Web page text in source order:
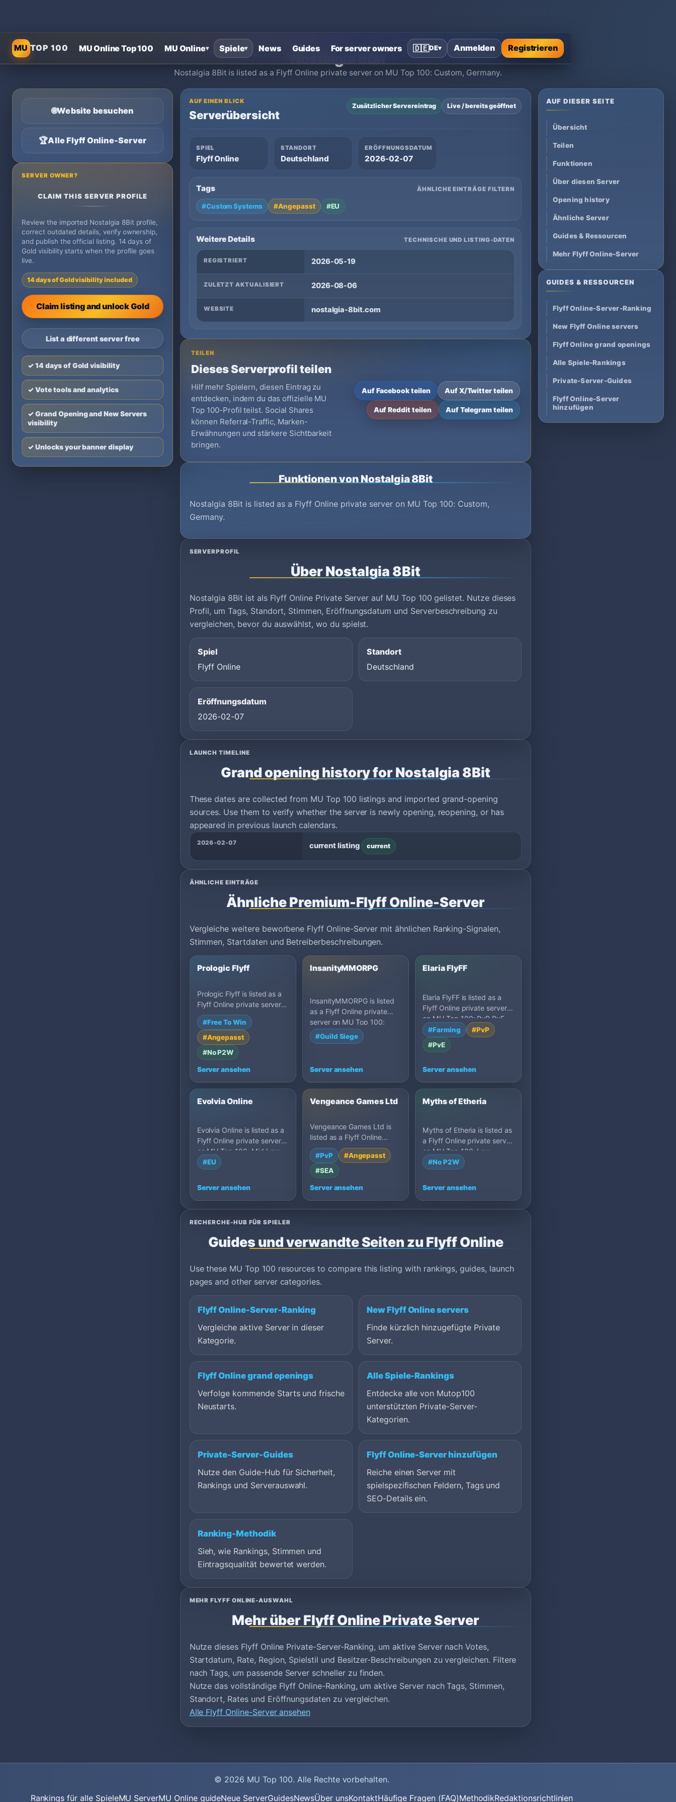
MUTOP 100 MU Online Top 100 MU Online▾ Spiele▾ News Guides For server owners 🇩🇪DE▾ Anmelden Registrieren
Startseite Flyff Online Private Server›Nostalgia 8Bit
Nostalgia 8Bit is listed as a Flyff Online private server on MU Top 100: Custom, Germany.
🌐Website besuchen
🏆Alle Flyff Online-Server
SERVER OWNER?
CLAIM THIS SERVER PROFILE
Review the imported Nostalgia 8Bit profile,
correct outdated details, verify ownership,
and publish the official listing. 14 days of
Gold visibility starts when the profile goes
live.
14 days of Gold visibility included
Claim listing and unlock Gold
List a different server free
✓ 14 days of Gold visibility
✓ Vote tools and analytics
✓ Grand Opening and New Servers
visibility
✓ Unlocks your banner display
AUF EINEN BLICK
Serverübersicht
Zusätzlicher Servereintrag Live / bereits geöffnet
SPIEL
Flyff Online
STANDORT
Deutschland
ERÖFFNUNGSDATUM
2026-02-07
Tags ÄHNLICHE EINTRÄGE FILTERN
#Custom Systems #Angepasst #EU
Weitere Details TECHNISCHE UND LISTING-DATEN
REGISTRIERT 2026-05-19
ZULETZT AKTUALISIERT 2026-08-06
WEBSITE nostalgia-8bit.com
TEILEN
Dieses Serverprofil teilen
Hilf mehr Spielern, diesen Eintrag zu
entdecken, indem du das offizielle MU
Top 100-Profil teilst. Social Shares
können Referral-Traffic, Marken-
Erwähnungen und stärkere Sichtbarkeit
bringen.
Auf Facebook teilen Auf X/Twitter teilen
Auf Reddit teilen Auf Telegram teilen
Funktionen von Nostalgia 8Bit
Nostalgia 8Bit is listed as a Flyff Online private server on MU Top 100: Custom,
Germany.
SERVERPROFIL
Über Nostalgia 8Bit
Nostalgia 8Bit ist als Flyff Online Private Server auf MU Top 100 gelistet. Nutze dieses
Profil, um Tags, Standort, Stimmen, Eröffnungsdatum und Serverbeschreibung zu
vergleichen, bevor du auswählst, wo du spielst.
Spiel
Flyff Online
Standort
Deutschland
Eröffnungsdatum
2026-02-07
LAUNCH TIMELINE
Grand opening history for Nostalgia 8Bit
These dates are collected from MU Top 100 listings and imported grand-opening
sources. Use them to verify whether the server is newly opening, reopening, or has
appeared in previous launch calendars.
2026-02-07 current listing current
ÄHNLICHE EINTRÄGE
Ähnliche Premium-Flyff Online-Server
Vergleiche weitere beworbene Flyff Online-Server mit ähnlichen Ranking-Signalen,
Stimmen, Startdaten und Betreiberbeschreibungen.
Prologic Flyff
Prologic Flyff is listed as a
Flyff Online private server
on MU Top 100: Farm
Server, United St…
#Free To Win
#Angepasst
#No P2W
Server ansehen
InsanityMMORPG
InsanityMMORPG is listed
as a Flyff Online private
server on MU Top 100:
Guild Siege High, Unit…
#Guild Siege
Server ansehen
Elaria FlyFF
Elaria FlyFF is listed as a
Flyff Online private server
on MU Top 100: PvP PvE,
Poland.
#Farming
#PvP
#PvE
Server ansehen
Evolvia Online
Evolvia Online is listed as a
Flyff Online private server
on MU Top 100: Mid Low,
France.
#EU
Server ansehen
Vengeance Games Ltd
Vengeance Games Ltd is
listed as a Flyff Online
private server on MU Top
100: Farm Server Custo…
#PvP
#Angepasst
#SEA
Server ansehen
Myths of Etheria
Myths of Etheria is listed as
a Flyff Online private server
on MU Top 100: Low,
Russia.
#No P2W
Server ansehen
RECHERCHE-HUB FÜR SPIELER
Guides und verwandte Seiten zu Flyff Online
Use these MU Top 100 resources to compare this listing with rankings, guides, launch
pages and other server categories.
Flyff Online-Server-Ranking
Vergleiche aktive Server in dieser
Kategorie.
New Flyff Online servers
Finde kürzlich hinzugefügte Private
Server.
Flyff Online grand openings
Verfolge kommende Starts und frische
Neustarts.
Alle Spiele-Rankings
Entdecke alle von Mutop100
unterstützten Private-Server-
Kategorien.
Private-Server-Guides
Nutze den Guide-Hub für Sicherheit,
Rankings und Serverauswahl.
Flyff Online-Server hinzufügen
Reiche einen Server mit
spielspezifischen Feldern, Tags und
SEO-Details ein.
Ranking-Methodik
Sieh, wie Rankings, Stimmen und
Eintragsqualität bewertet werden.
MEHR FLYFF ONLINE-AUSWAHL
Mehr über Flyff Online Private Server
Nutze dieses Flyff Online Private-Server-Ranking, um aktive Server nach Votes,
Startdatum, Rate, Region, Spielstil und Besitzer-Beschreibungen zu vergleichen. Filtere
nach Tags, um passende Server schneller zu finden.
Nutze das vollständige Flyff Online-Ranking, um aktive Server nach Tags, Stimmen,
Standort, Rates und Eröffnungsdaten zu vergleichen.
Alle Flyff Online-Server ansehen
AUF DIESER SEITE
Übersicht
Teilen
Funktionen
Über diesen Server
Opening history
Ähnliche Server
Guides & Ressourcen
Mehr Flyff Online-Server
GUIDES & RESSOURCEN
Flyff Online-Server-Ranking
New Flyff Online servers
Flyff Online grand openings
Alle Spiele-Rankings
Private-Server-Guides
Flyff Online-Server
hinzufügen
© 2026 MU Top 100. Alle Rechte vorbehalten.
Rankings für alle SpieleMU ServerMU Online guideNeue ServerGuidesNewsÜber unsKontaktHäufige Fragen (FAQ)MethodikRedaktionsrichtlinien